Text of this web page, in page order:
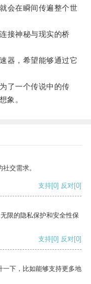
在瞬间传遍整个世
神秘与现实的桥
，希望能够通过它
了一个传说中的传
象。
交需求。
支持[0] 反对[0]
限的隐私保护和安全性保
支持[0] 反对[0]
一下，比如能够支持更多地